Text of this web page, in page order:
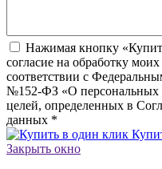
Нажимая кнопку
согласие на обработку
соответствии с
№152-ФЗ «О персональных
целей, определенных в
данных *
Закрыть окно